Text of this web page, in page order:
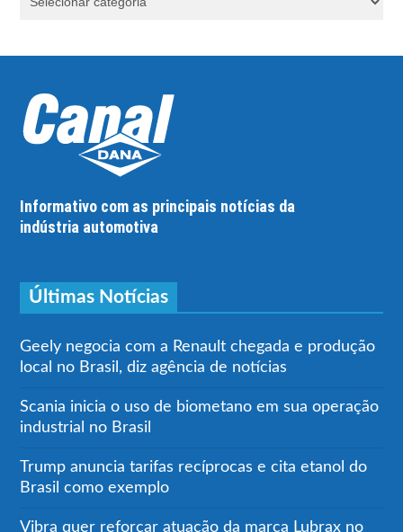
Informativo com as principais notícias da
indústria automotiva
Últimas Notícias
Geely negocia com a Renault chegada e produção
local no Brasil, diz agência de notícias
Scania inicia o uso de biometano em sua operação
industrial no Brasil
Trump anuncia tarifas recíprocas e cita etanol do
Brasil como exemplo
Vibra quer reforçar atuação da marca Lubrax no